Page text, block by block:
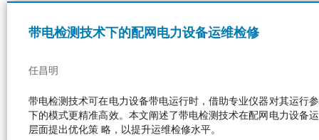
带电检测技术下的配网电力设备运维检修
任昌明
带电检测技术可在电力设备带电运行时，借助专业仪器对其运行
下的模式更精准高效。本文阐述了带电检测技术在配网电力设备
层面提出优化策 略，以提升运维检修水平。